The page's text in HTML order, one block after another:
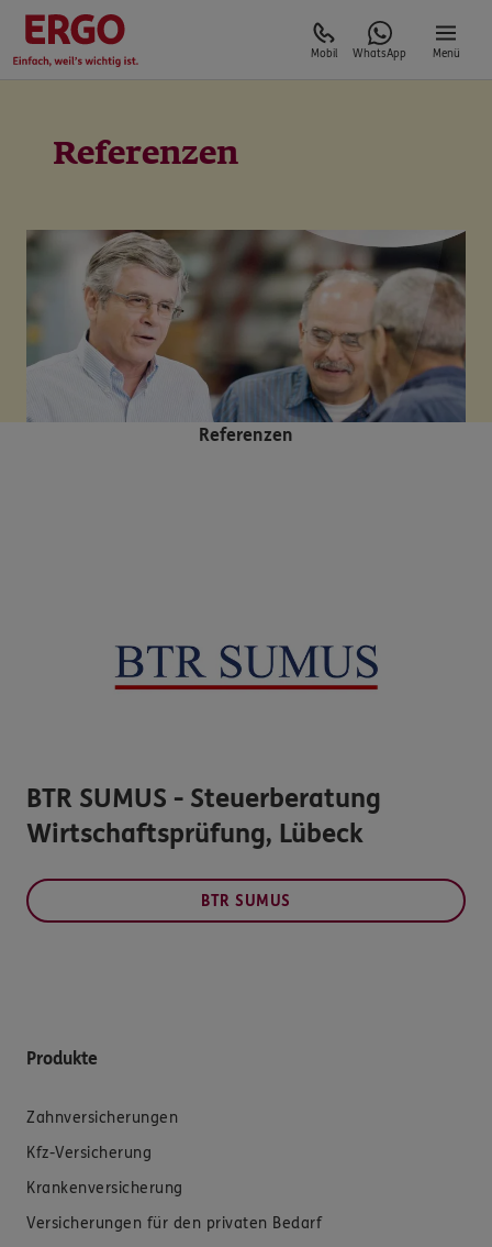
Mobil WhatsApp Menü
Referenzen
Referenzen
BTR SUMUS - Steuerberatung
Wirtschaftsprüfung, Lübeck
BTR SUMUS
Produkte
Zahnversicherungen
Kfz-Versicherung
Krankenversicherung
Versicherungen für den privaten Bedarf